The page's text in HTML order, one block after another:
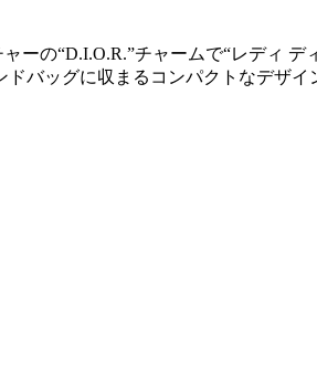
ーの“D.I.O.R.”チャームで“レディ
バッグに収まるコンパクトなデザ